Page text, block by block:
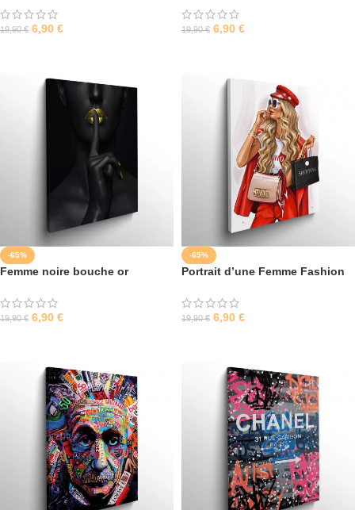
19,90€ 6,90 € 19,90€ 6,90 €
-65%
Femme noire bouche or
19,90€ 6,90 €
-65%
Portrait d’une Femme Fashion
19,90€ 6,90 €